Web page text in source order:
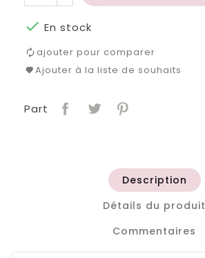
 En stock
ajouter pour comparer
Ajouter à la liste de souhaits
Part
Description
Détails du produit
Commentaires